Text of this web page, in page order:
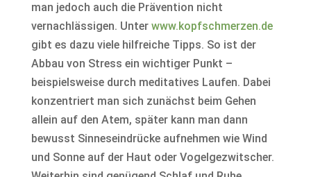
man jedoch auch die Prävention nicht
vernachlässigen. Unter www.kopfschmerzen.de
gibt es dazu viele hilfreiche Tipps. So ist der
Abbau von Stress ein wichtiger Punkt –
beispielsweise durch meditatives Laufen. Dabei
konzentriert man sich zunächst beim Gehen
allein auf den Atem, später kann man dann
bewusst Sinneseindrücke aufnehmen wie Wind
und Sonne auf der Haut oder Vogelgezwitscher.